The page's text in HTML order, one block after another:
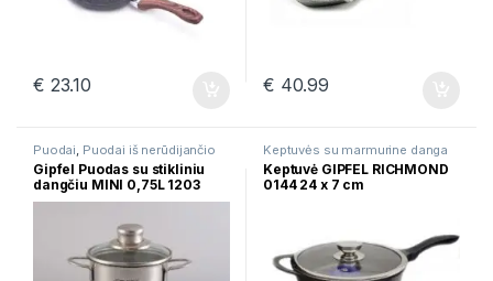
€ 23.10 € 40.99
Puodai Puodai iš nerūdijančio
plieno
Gipfel Puodas su stikliniu
dangčiu MINI 0,75L 1203
Keptuvės su marmurine danga
Keptuvė GIPFEL RICHMOND
0144 24 x 7 cm